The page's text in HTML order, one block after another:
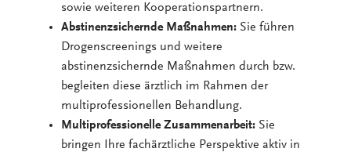
sowie weiteren Kooperationspartnern.
Abstinenzsichernde Maßnahmen: Sie führen
Drogenscreenings und weitere
abstinenzsichernde Maßnahmen durch bzw.
begleiten diese ärztlich im Rahmen der
multiprofessionellen Behandlung.
Multiprofessionelle Zusammenarbeit: Sie
bringen Ihre fachärztliche Perspektive aktiv in